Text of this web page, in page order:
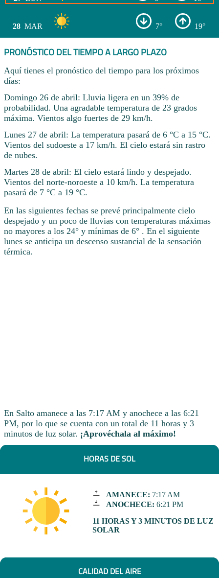
28 MAR 7° 19°
PRONÓSTICO DEL TIEMPO A LARGO PLAZO
Aquí tienes el pronóstico del tiempo para los próximos
días:
Domingo 26 de abril: Lluvia ligera en un 39% de
probabilidad. Una agradable temperatura de 23 grados
máxima. Vientos algo fuertes de 29 km/h.
Lunes 27 de abril: La temperatura pasará de 6 °C a 15 °C.
Vientos del sudoeste a 17 km/h. El cielo estará sin rastro
de nubes.
Martes 28 de abril: El cielo estará lindo y despejado.
Vientos del norte-noroeste a 10 km/h. La temperatura
pasará de 7 °C a 19 °C.
En las siguientes fechas se prevé principalmente cielo
despejado y un poco de lluvias con temperaturas máximas
no mayores a los 24° y mínimas de 6° . En el siguiente
lunes se anticipa un descenso sustancial de la sensación
térmica.
En Salto amanece a las 7:17 AM y anochece a las 6:21
PM, por lo que se cuenta con un total de 11 horas y 3
minutos de luz solar. ¡Aprovéchala al máximo!
HORAS DE SOL
AMANECE: 7:17 AM
ANOCHECE: 6:21 PM
11 HORAS Y 3 MINUTOS DE LUZ
SOLAR
CALIDAD DEL AIRE